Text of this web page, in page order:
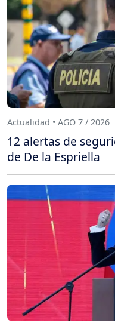
Actualidad • AGO 7 / 2026
12 alertas de
de De la Espriella